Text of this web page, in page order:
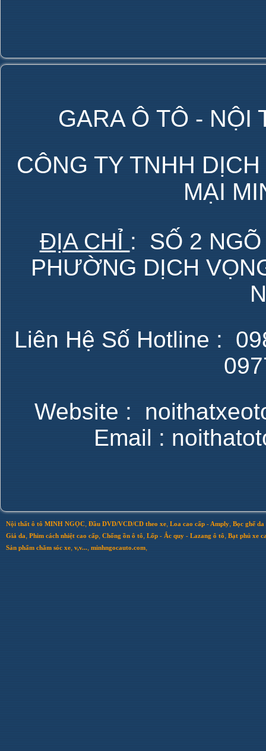
GARA Ô TÔ - NỘI
CÔNG TY TNHH
MẠI
ĐỊA CHỈ : SỐ 2 NGÕ
PHƯỜNG DỊCH
Liên Hệ Số Hotline :
Website :
Email :
Nội thất ô tô MINH NGỌC, Đầu DVD/VCD/CD theo xe, Loa cao cấp - Amply, Bọc ghế
Giả da, Phim cách nhiệt cao cấp, Chống ồn ô tô, Lốp - Ắc quy - Lazang ô tô, Bạt phủ xe
Sản phẩm chăm sóc xe, v,v..., minhngocauto.com,